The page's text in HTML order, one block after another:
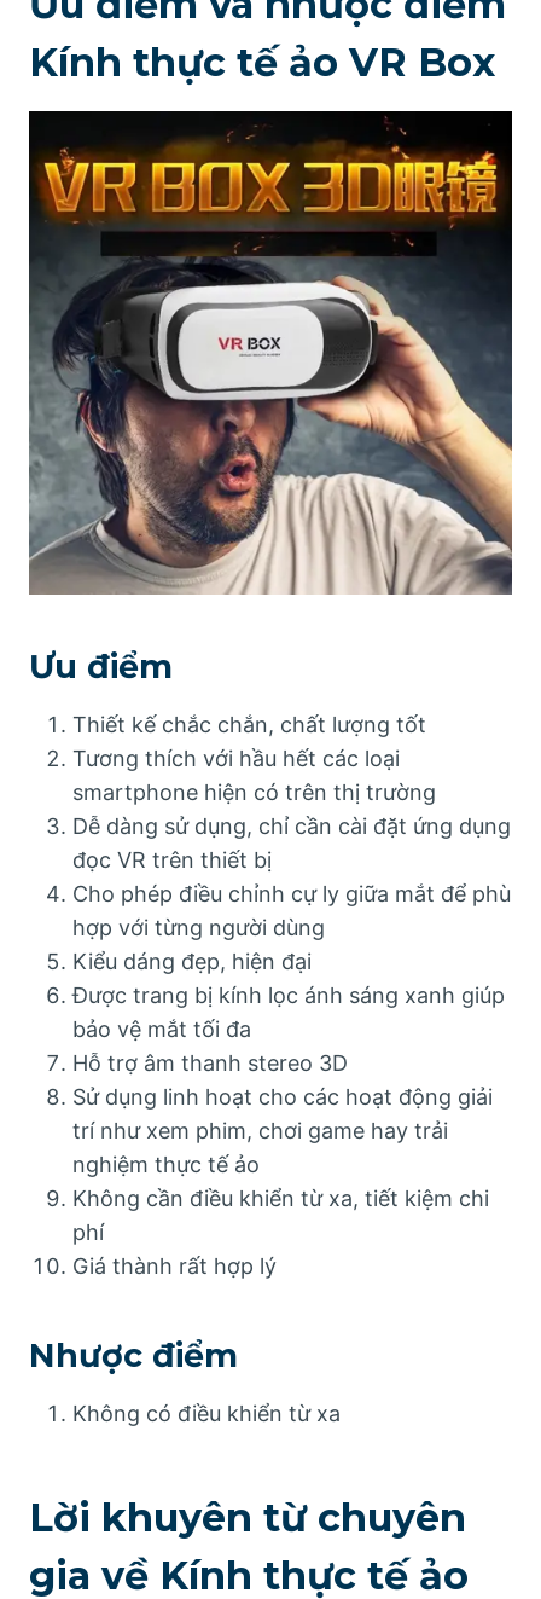
Kính thực tế ảo VR Box
Ưu điểm
Thiết kế chắc chắn, chất lượng tốt
Tương thích với hầu hết các loại
smartphone hiện có trên thị trường
Dễ dàng sử dụng, chỉ cần cài đặt ứng dụng
đọc VR trên thiết bị
Cho phép điều chỉnh cự ly giữa mắt để phù
hợp với từng người dùng
Kiểu dáng đẹp, hiện đại
Được trang bị kính lọc ánh sáng xanh giúp
bảo vệ mắt tối đa
Hỗ trợ âm thanh stereo 3D
Sử dụng linh hoạt cho các hoạt động giải
trí như xem phim, chơi game hay trải
nghiệm thực tế ảo
Không cần điều khiển từ xa, tiết kiệm chi
phí
Giá thành rất hợp lý
Nhược điểm
Không có điều khiển từ xa
Lời khuyên từ chuyên
gia về Kính thực tế ảo